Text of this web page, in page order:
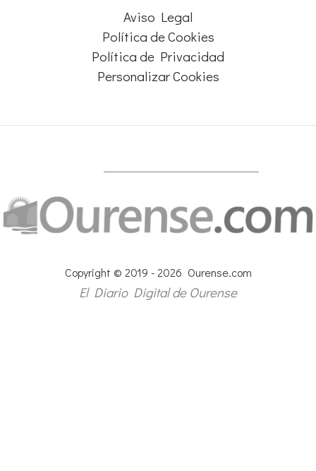
Aviso Legal
Política de Cookies
Política de Privacidad
Personalizar Cookies
Copyright © 2019 - 2026 Ourense.com
El Diario Digital de Ourense